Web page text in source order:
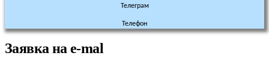
Телеграм
Телефон
Заявка на e-mal